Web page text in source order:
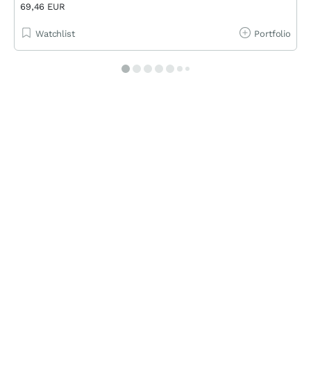
69,46 EUR
Watchlist Portfolio